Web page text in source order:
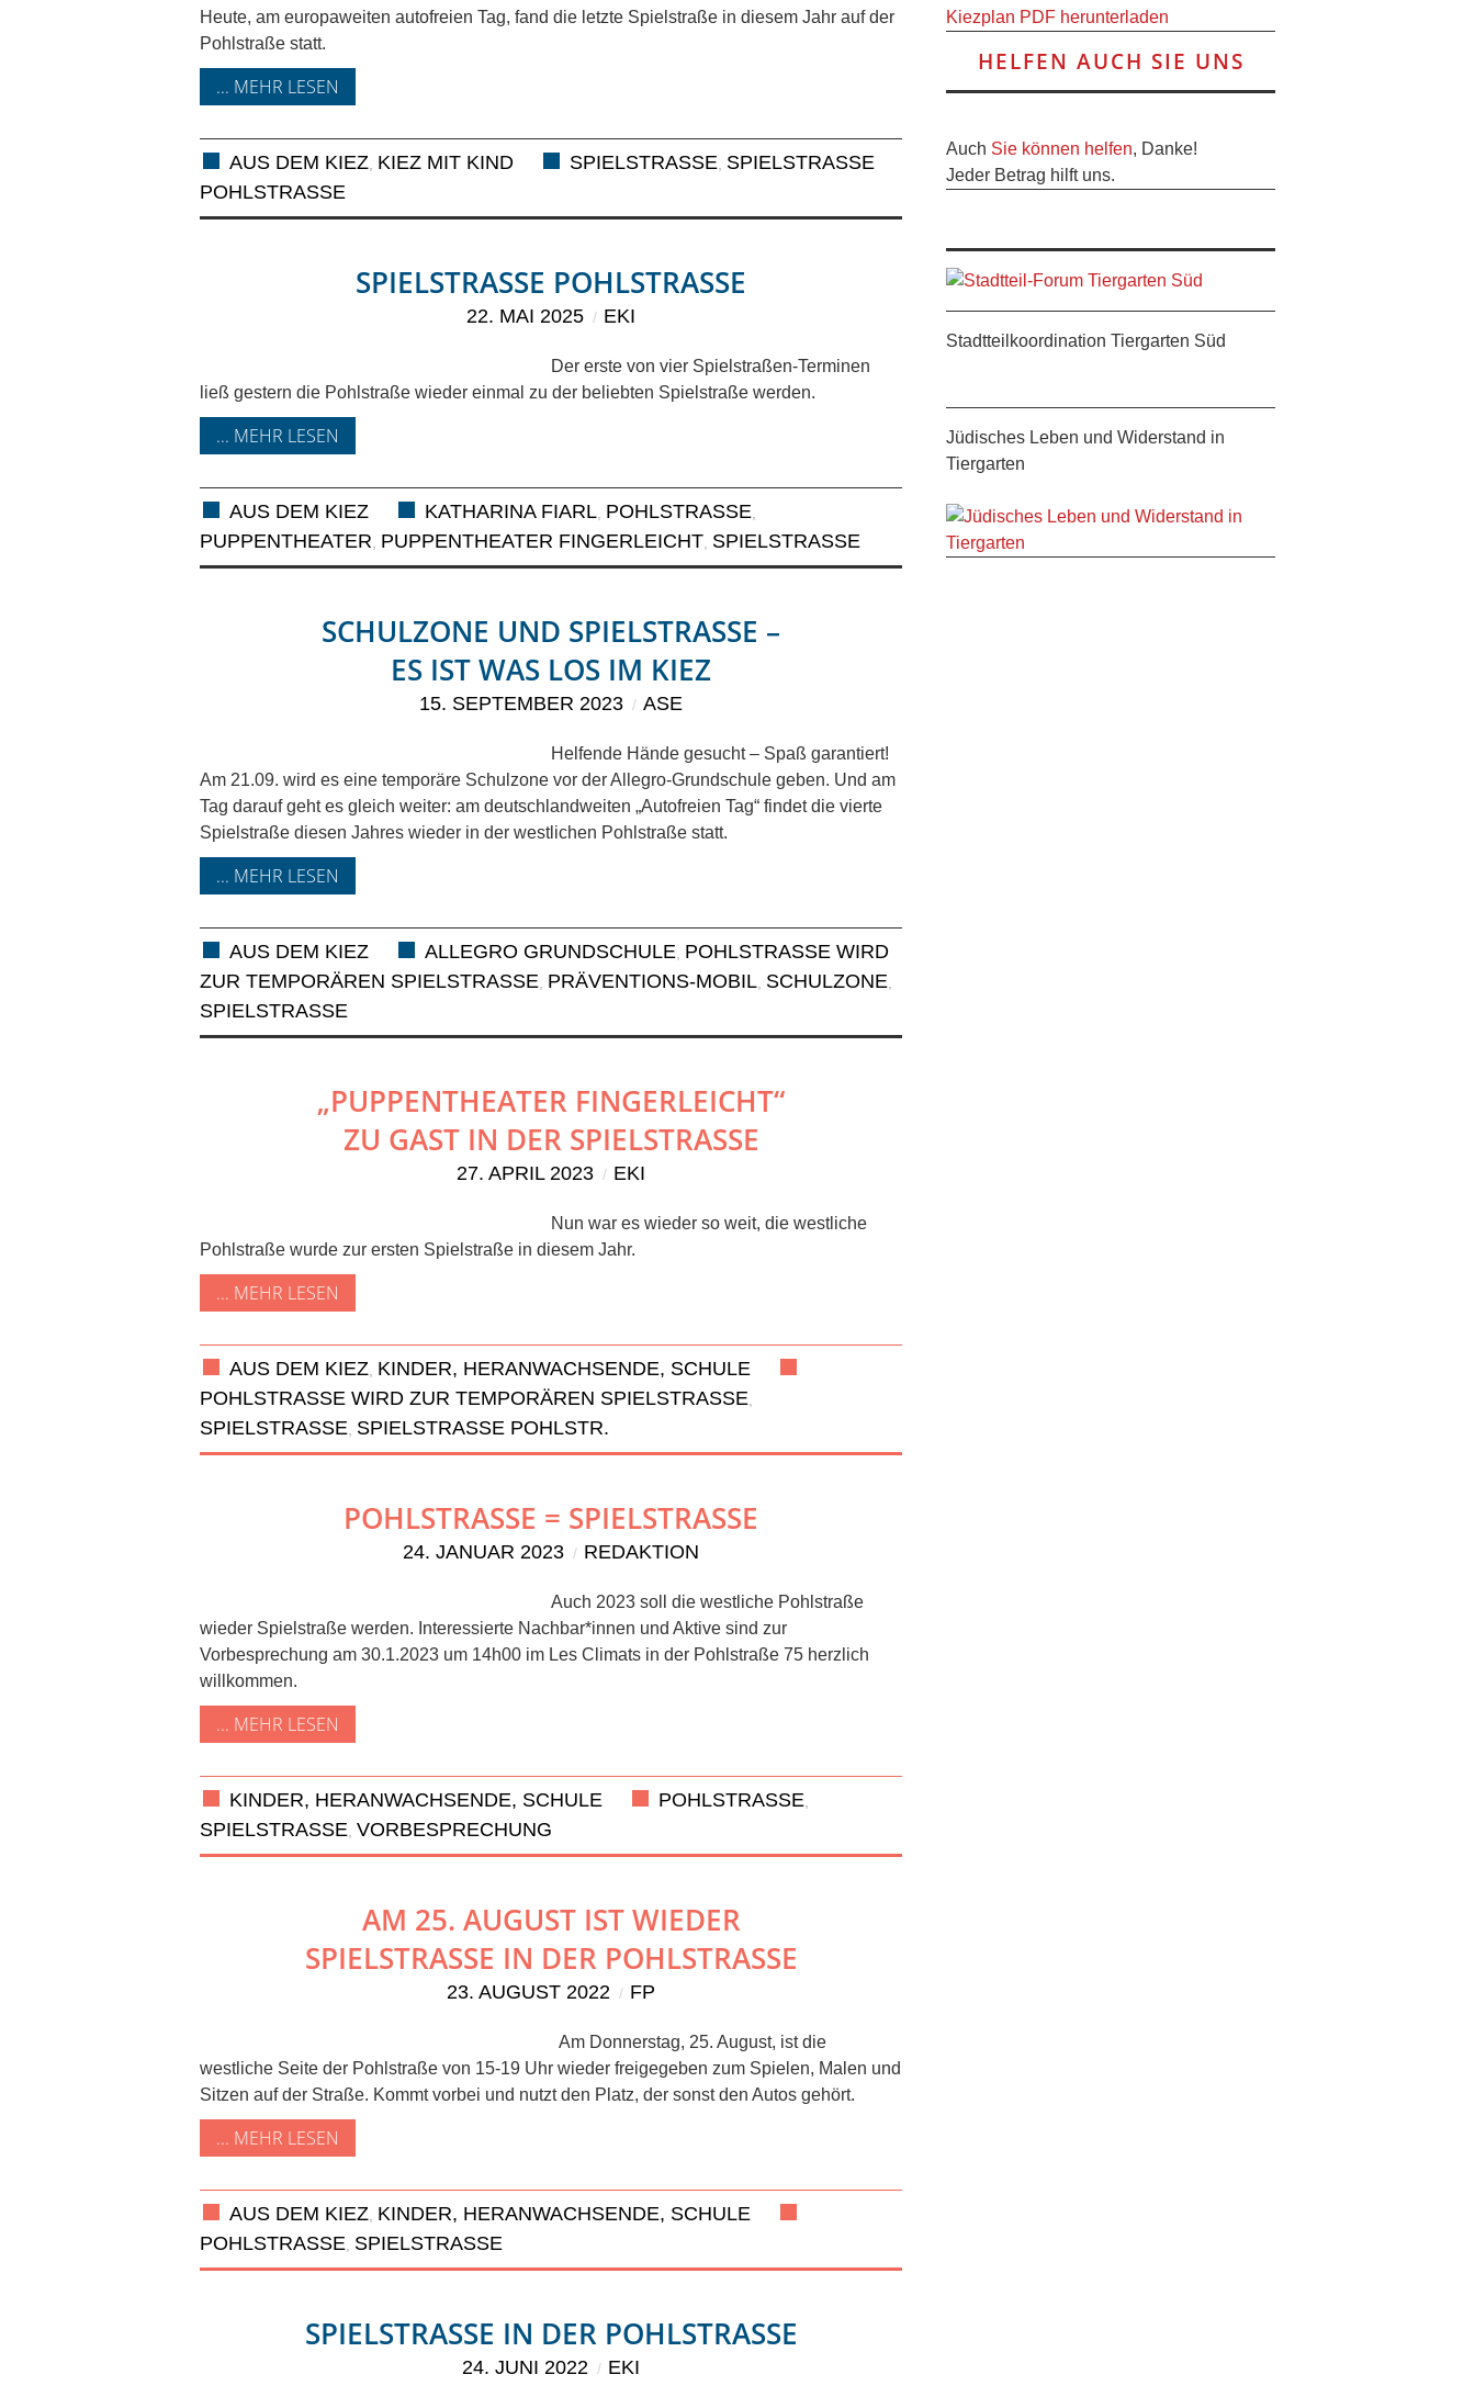
Heute, am europaweiten autofreien Tag, fand die letzte Spielstraße in diesem Jahr auf der
Pohlstraße statt.
... MEHR LESEN
AUS DEM KIEZ, KIEZ MIT KIND SPIELSTRASSE
SPIELSTRASSE P
OHLSTRASSE
SPIELSTRASSE POHLSTRASSE
22. MAI 2025 EKI
Der erste von vier Spielstraßen-Terminen
ließ gestern die Pohlstraße wieder einmal zu der beliebten Spielstraße werden.
... MEHR LESEN
AUS DEM KIEZ KATHARINA FIARL, POHLSTRASSE
PUPPENTHEATER PUPPENTHEATER FINGERLEICHT SPIELSTRASSE
SCHULZONE UND SPIELSTRASSE –
ES IST WAS LOS IM KIEZ
15. SEPTEMBER 2023 ASE
Helfende Hände gesucht – Spaß garantiert!
Am 21.09. wird es eine temporäre Schulzone vor der Allegro-Grundschule geben. Und am
Tag darauf geht es gleich weiter: am deutschlandweiten „Autofreien Tag“ findet die vierte
Spielstraße diesen Jahres wieder in der westlichen Pohlstraße statt.
... MEHR LESEN
AUS DEM KIEZ ALLEGRO GRUNDSCHULE POHLSTRASSE WIRD Z
UR TEMPORÄREN SPIELSTRASSE
PRÄVENTIONS-MOBIL SCHULZONE
SPIELSTRASSE
„PUPPENTHEATER FINGERLEICHT“
ZU GAST IN DER SPIELSTRASSE
27. APRIL 2023 EKI
Nun war es wieder so weit, die westliche
Pohlstraße wurde zur ersten Spielstraße in diesem Jahr.
... MEHR LESEN
AUS DEM KIEZ, KINDER, HERANWACHSENDE, SCHULE
POHLSTRASSE WIRD ZUR TEMPORÄREN SPIELSTRASSE
SPIELSTRASSE SPIELSTRASSE POHLSTR.
POHLSTRASSE = SPIELSTRASSE
24. JANUAR 2023 REDAKTION
Auch 2023 soll die westliche Pohlstraße
wieder Spielstraße werden. Interessierte Nachbar*innen und Aktive sind zur
Vorbesprechung am 30.1.2023 um 14h00 im Les Climats in der Pohlstraße 75 herzlich
willkommen.
... MEHR LESEN
KINDER, HERANWACHSENDE, SCHULE POHLSTRASSE
SPIELSTRASSE VORBESPRECHUNG
AM 25. AUGUST IST WIEDER
SPIELSTRASSE IN DER POHLSTRASSE
23. AUGUST 2022 FP
Am Donnerstag, 25. August, ist die
westliche Seite der Pohlstraße von 15-19 Uhr wieder freigegeben zum Spielen, Malen und
Sitzen auf der Straße. Kommt vorbei und nutzt den Platz, der sonst den Autos gehört.
... MEHR LESEN
AUS DEM KIEZ, KINDER, HERANWACHSENDE, SCHULE
POHLSTRASSE
SPIELSTRASSE
SPIELSTRASSE IN DER POHLSTRASSE
24. JUNI 2022 EKI
Kiezplan PDF herunterladen
HELFEN AUCH SIE UNS
Auch Sie können helfen, Danke!
Jeder Betrag hilft uns.
Stadtteilkoordination Tiergarten Süd
Jüdisches Leben und Widerstand in
Tiergarten